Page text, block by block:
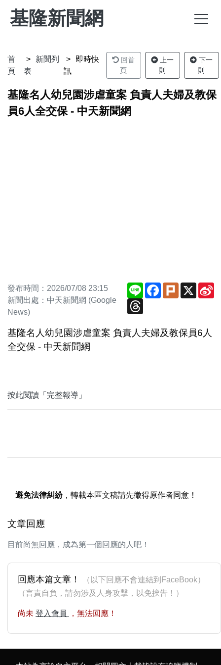
基隆新聞網
首
頁
新聞列
表
即時快
訊
回首
頁
上一
則
下一
則
基隆名人幼兒園涉虐童案 負責人夫婦及教保
員6人全交保 - 中天新聞網
發布時間：2026/07/08 23:15
新聞出處：中天新聞網 (Google
News)
Line Facebook
PlurkX
Threads
基隆名人幼兒園涉虐童案 負責人夫婦及教保員6人
全交保 - 中天新聞網
按此閱讀「完整報導」
避免法律糾紛，轉載本區文稿請先徵得原作者同意！
文章回應
目前尚無回應，成為第一個回應的人吧！
回應本篇文章！
（以下回應不會連結到FaceBook）
（言責自負，請勿涉及人身攻擊，以免挨告！）
尚未 登入會員 ，無法回應！